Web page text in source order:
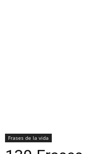
Frases de la vida